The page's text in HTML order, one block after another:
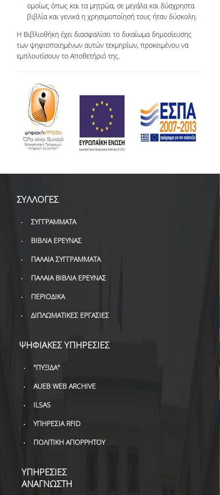
ΔΙ.Ο.ΒΙ.
ΠΥΛΗ HEAL LINK
ομοίως όπως και τα μητρώα, σε μεγάλα και δύσχρηστα
βιβλία και γενικά η χρησιμοποίησή τους ήταν δύσκολη.
Η Βιβλιοθήκη έχει διασφαλίσει το δικαίωμα δημοσίευσης
των ψηφιοποιημένων αυτών τεκμηρίων, προκειμένου να
εμπλουτίσουν το Αποθετήριό της.
ΣΥΛΛΟΓΕΣ
ΣΥΓΓΡΑΜΜΑΤΑ
ΒΙΒΛΙΑ ΕΡΕΥΝΑΣ
ΠΑΛΑΙΑ ΣΥΓΓΡΑΜΜΑΤΑ
ΠΑΛΑΙΑ ΒΙΒΛΙΑ ΕΡΕΥΝΑΣ
ΠΕΡΙΟΔΙΚΑ
ΔΙΠΛΩΜΑΤΙΚΕΣ ΕΡΓΑΣΙΕΣ
ΨΗΦΙΑΚΕΣ ΥΠΗΡΕΣΙΕΣ
"ΠΥΞΙΔΑ"
AUEB WEB ARCHIVE
ILSAS
ΥΠΗΡΕΣΙΑ RFID
ΠΟΛΙΤΙΚΗ ΑΠΟΡΡΗΤΟΥ
ΥΠΗΡΕΣΙΕΣ
ΑΝΑΓΝΩΣΤΗ